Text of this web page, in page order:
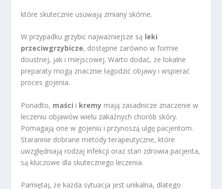
które skutecznie usuwają zmiany skórne.
W przypadku grzybic najważniejsze są leki
przeciwgrzybicze, dostępne zarówno w formie
doustnej, jak i miejscowej. Warto dodać, że lokalne
preparaty mogą znacznie łagodzić objawy i wspierać
proces gojenia.
Ponadto, maści i kremy mają zasadnicze znaczenie w
leczeniu objawów wielu zakaźnych chorób skóry.
Pomagają one w gojeniu i przynoszą ulgę pacjentom.
Starannie dobrane metody terapeutyczne, które
uwzględniają rodzaj infekcji oraz stan zdrowia pacjenta,
są kluczowe dla skutecznego leczenia.
Pamiętaj, że każda sytuacja jest unikalna, dlatego